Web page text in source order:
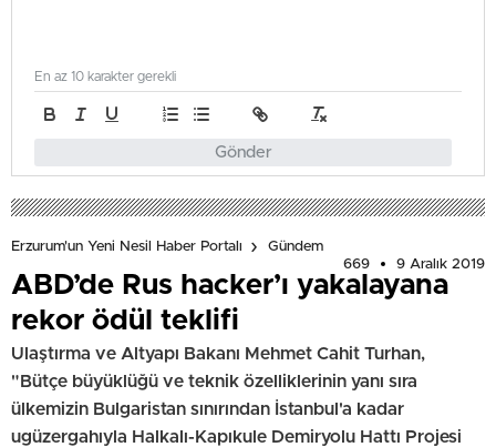
Gönder
En az 10 karakter gerekli
Erzurum'un Yeni Nesil Haber Portalı
Gündem
669
9 Aralık 2019
ABD’de Rus hacker’ı yakalayana
rekor ödül teklifi
Ulaştırma ve Altyapı Bakanı Mehmet Cahit Turhan,
"Bütçe büyüklüğü ve teknik özelliklerinin yanı sıra
ülkemizin Bulgaristan sınırından İstanbul'a kadar
ugüzergahıyla Halkalı-Kapıkule Demiryolu Hattı Projesi